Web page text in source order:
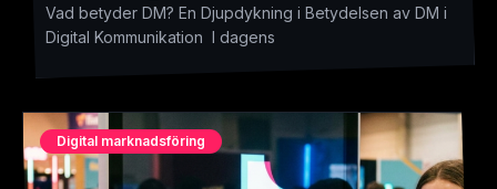
Vad betyder DM? En Djupdykning i Betydelsen av DM i
Digital Kommunikation I dagens
Digital marknadsföring